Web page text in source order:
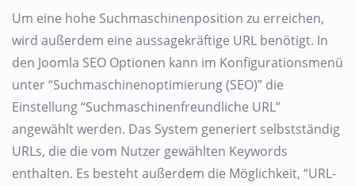
Um eine hohe Suchmaschinenposition zu erreichen,
wird außerdem eine aussagekräftige URL benötigt. In
den Joomla SEO Optionen kann im Konfigurationsmenü
unter “Suchmaschinenoptimierung (SEO)” die
Einstellung “Suchmaschinenfreundliche URL”
angewählt werden. Das System generiert selbstständig
URLs, die die vom Nutzer gewählten Keywords
enthalten. Es besteht außerdem die Möglichkeit, “URL-